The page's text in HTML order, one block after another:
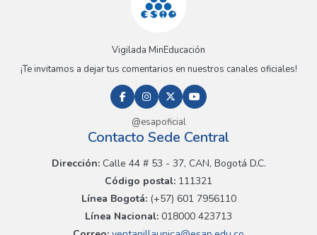
Vigilada MinEducación
¡Te invitamos a dejar tus comentarios en nuestros canales oficiales!
@esapoficial
Contacto Sede Central
Dirección:Calle 44 # 53 - 37, CAN, Bogotá D.C.
Código postal: 111321
Línea Bogotá:(+57) 601 7956110
Línea Nacional: 018000 423713